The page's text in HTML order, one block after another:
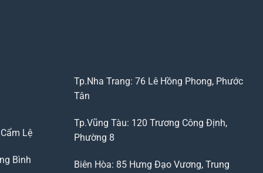
Lệ
Bình
Tp.Nha Trang: 76 Lê Hồng Phong, Phước
Tân
Tp.Vũng Tàu: 120 Trương Công Định,
Phường 8
Biên Hòa: 85 Hưng Đạo Vương, Trung